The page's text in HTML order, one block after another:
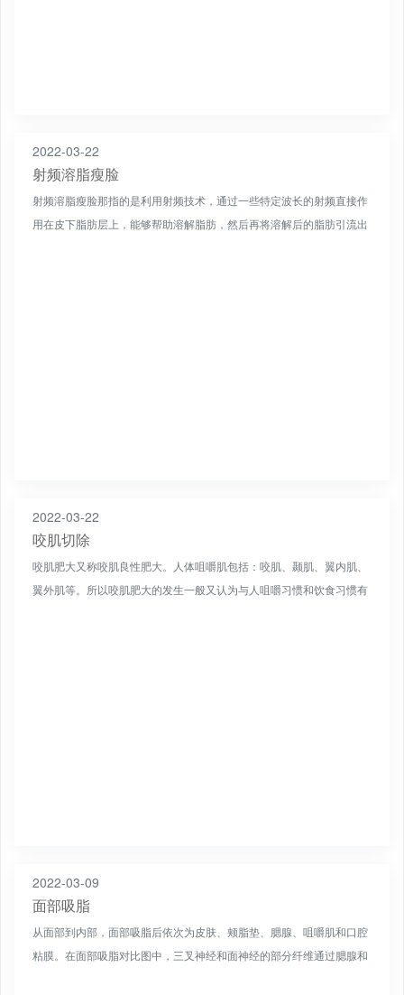
2022-03-22
射频溶脂瘦脸
射频溶脂瘦脸那指的是利用射频技术，通过一些特定波长的射频直接作
用在皮下脂肪层上，能够帮助溶解脂肪，然后再将溶解后的脂肪引流出
2022-03-22
咬肌切除
咬肌肥大又称咬肌良性肥大。人体咀嚼肌包括：咬肌、颞肌、翼内肌、
翼外肌等。所以咬肌肥大的发生一般又认为与人咀嚼习惯和饮食习惯有
2022-03-09
面部吸脂
从面部到内部，面部吸脂后依次为皮肤、颊脂垫、腮腺、咀嚼肌和口腔
粘膜。在面部吸脂对比图中，三叉神经和面神经的部分纤维通过腮腺和